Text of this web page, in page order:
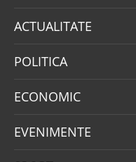
ACTUALITATE
POLITICA
ECONOMIC
EVENIMENTE